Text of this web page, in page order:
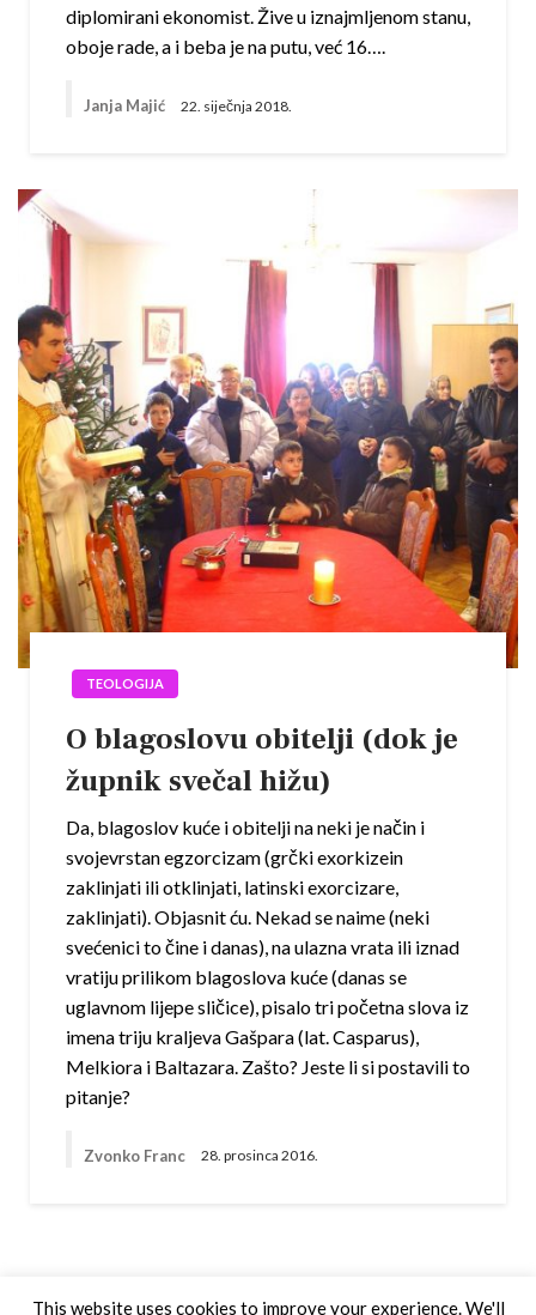
diplomirani ekonomist. Žive u iznajmljenom stanu,
oboje rade, a i beba je na putu, već 16….
Janja Majić 22. siječnja 2018.
TEOLOGIJA
O blagoslovu obitelji (dok je
župnik svečal hižu)
Da, blagoslov kuće i obitelji na neki je način i
svojevrstan egzorcizam (grčki exorkizein
zaklinjati ili otklinjati, latinski exorcizare,
zaklinjati). Objasnit ću. Nekad se naime (neki
svećenici to čine i danas), na ulazna vrata ili iznad
vratiju prilikom blagoslova kuće (danas se
uglavnom lijepe sličice), pisalo tri početna slova iz
imena triju kraljeva Gašpara (lat. Casparus),
Melkiora i Baltazara. Zašto? Jeste li si postavili to
pitanje?
Zvonko Franc 28. prosinca 2016.
This website uses cookies to improve your experience. We'll